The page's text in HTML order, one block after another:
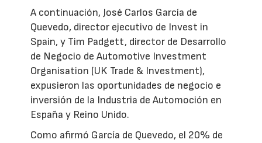
A continuación, José Carlos García de
Quevedo, director ejecutivo de Invest in
Spain, y Tim Padgett, director de Desarrollo
de Negocio de Automotive Investment
Organisation (UK Trade & Investment),
expusieron las oportunidades de negocio e
inversión de la Industria de Automoción en
España y Reino Unido.
Como afirmó García de Quevedo, el 20% de